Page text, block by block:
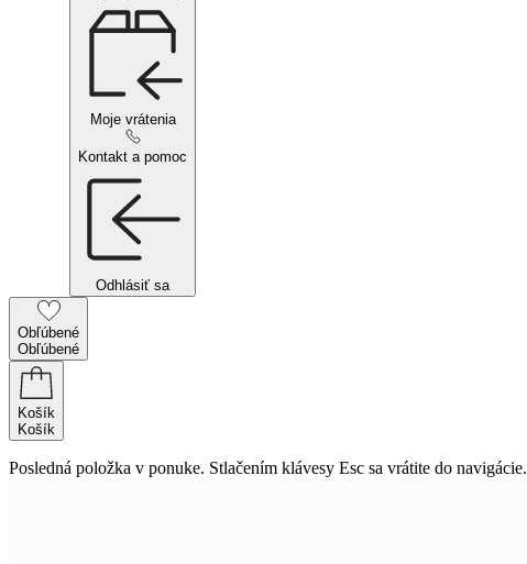
Moje vrátenia
Kontakt a pomoc
Odhlásiť sa
Obľúbené
Obľúbené
Košík
Košík
Posledná položka v ponuke. Stlačením klávesy Esc sa vrátite do navigácie.